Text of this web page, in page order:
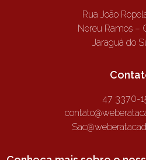
Rua João
Nereu Ramos –
Jaraguá do
47 3370-